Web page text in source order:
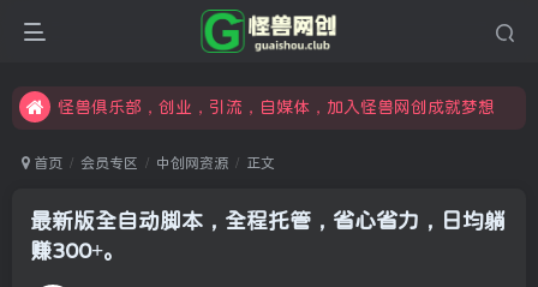
限时开通会员更享折扣，超高返佣
怪兽俱乐部，创业，引流，自媒体，加入怪兽网创成就梦想
首页 会员专区 中创网资源 正文
最新版全自动脚本，全程托管，省心省力，日均躺
赚300+。